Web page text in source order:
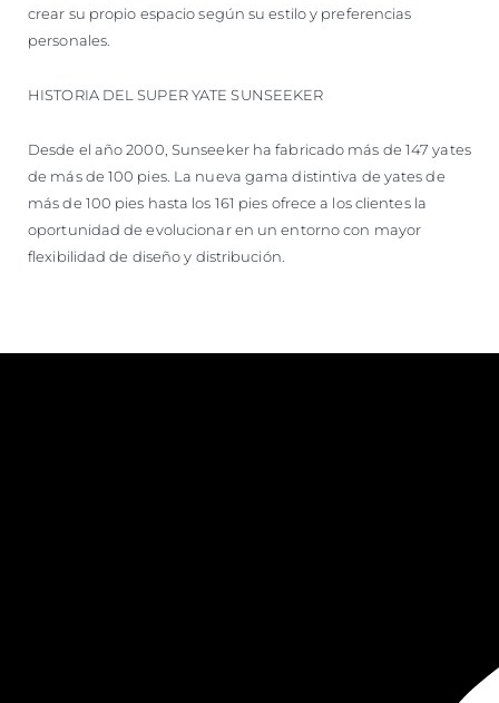
crear su propio espacio según su estilo y preferencias
personales.
HISTORIA DEL SUPER YATE SUNSEEKER
Desde el año 2000, Sunseeker ha fabricado más de 147 yates
de más de 100 pies. La nueva gama distintiva de yates de
más de 100 pies hasta los 161 pies ofrece a los clientes la
oportunidad de evolucionar en un entorno con mayor
flexibilidad de diseño y distribución.